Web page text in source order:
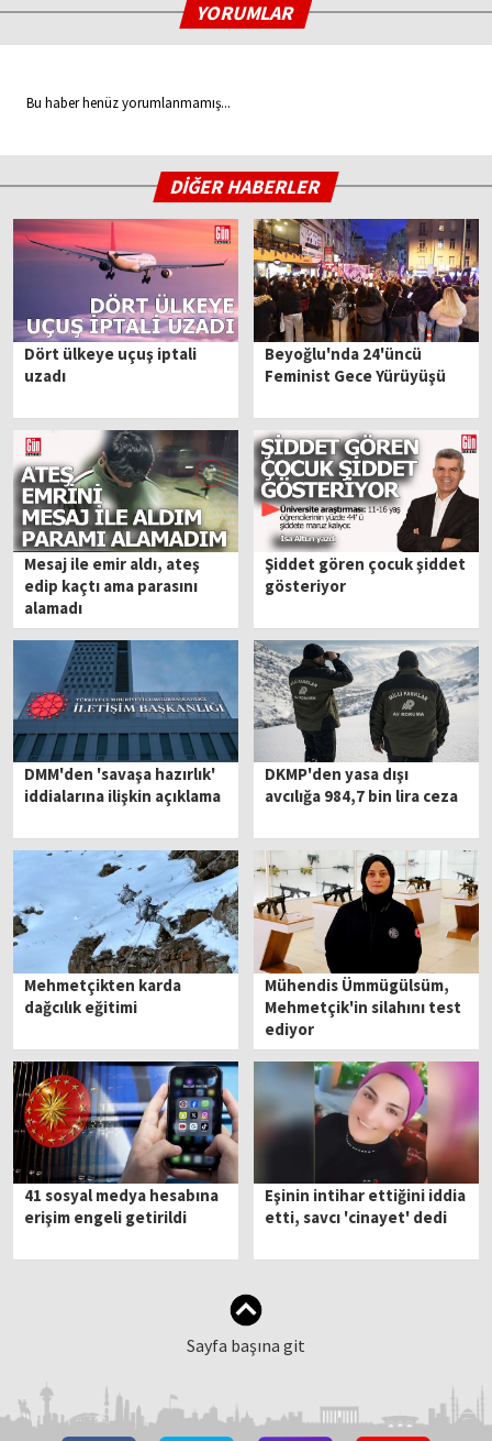
YORUMLAR
Bu haber henüz yorumlanmamış...
DİĞER HABERLER
Dört ülkeye uçuş iptali
uzadı
Beyoğlu'nda 24'üncü
Feminist Gece Yürüyüşü
Mesaj ile emir aldı, ateş
edip kaçtı ama parasını
alamadı
Şiddet gören çocuk şiddet
gösteriyor
DMM'den 'savaşa hazırlık'
iddialarına ilişkin açıklama
DKMP'den yasa dışı
avcılığa 984,7 bin lira ceza
Mehmetçikten karda
dağcılık eğitimi
Mühendis Ümmügülsüm,
Mehmetçik'in silahını test
ediyor
41 sosyal medya hesabına
erişim engeli getirildi
Eşinin intihar ettiğini iddia
etti, savcı 'cinayet' dedi
Sayfa başına git